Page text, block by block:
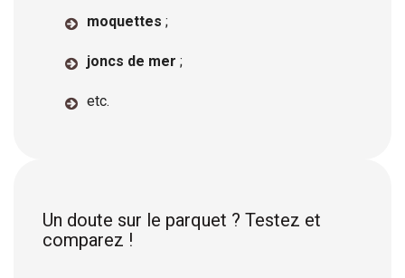
moquettes ;
joncs de mer ;
etc.
Un doute sur le parquet ? Testez et
comparez !